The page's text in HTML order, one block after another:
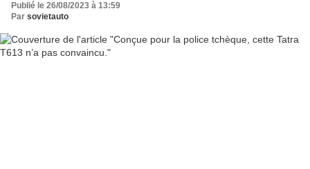
Publié le 26/08/2023 à 13:59
Par sovietauto